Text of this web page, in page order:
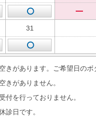
31
空きがあります。ご希望日のボ
空きがありません。
付を行っておりません。
診日です。